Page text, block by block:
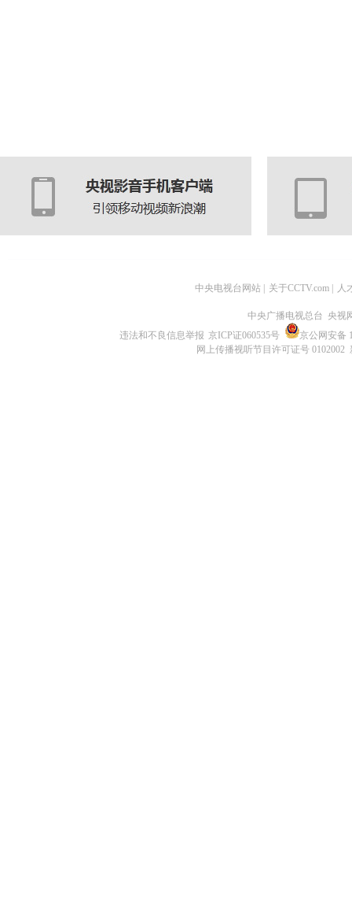
中央电视台网站 关于CCTV.com 人
中央广播电视总台 央视
违法和不良信息举报 京ICP证060535号
京公网安备
网上传播视听节目许可证号 0102002